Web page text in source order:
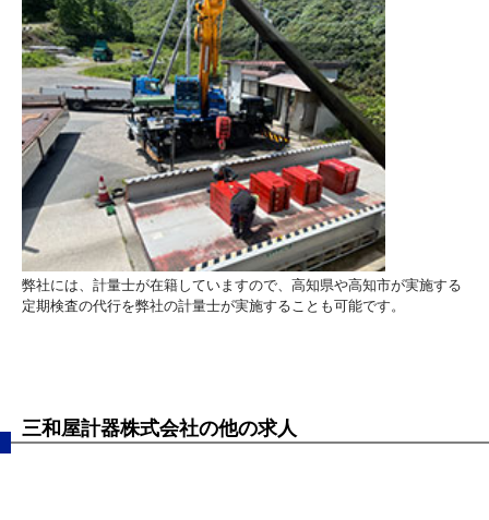
弊社には、計量士が在籍していますので、高知県や高知市が実施する
定期検査の代行を弊社の計量士が実施することも可能です。
三和屋計器株式会社の他の求人